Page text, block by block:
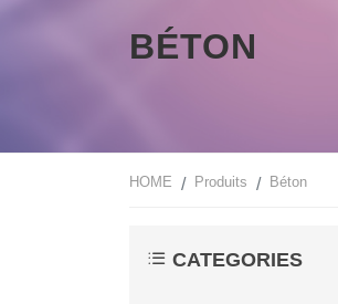
BÉTON
HOME Produits Béton
CATEGORIES